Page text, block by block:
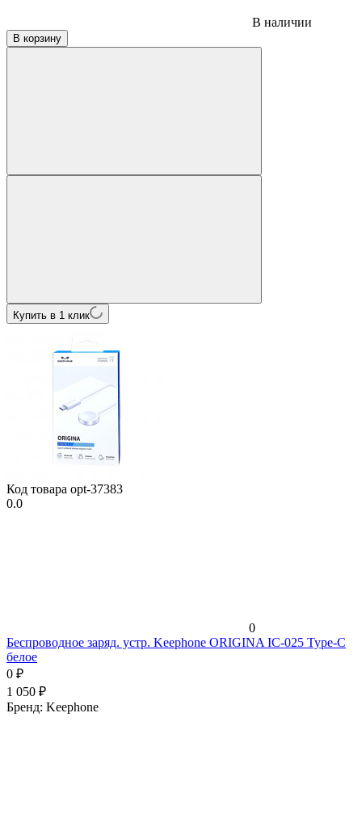
В наличии
В корзину
Купить в 1 клик
Код товара opt-37383
0.0
0
Беспроводное заряд. устр. Keephone ORIGINA IC-025 Type-C
белое
0 ₽
1 050 ₽
Бренд: Keephone